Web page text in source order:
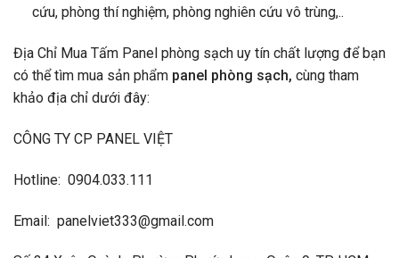
cứu, phòng thí nghiệm, phòng nghiên cứu vô trùng,..
Địa Chỉ Mua Tấm Panel phòng sạch uy tín chất lượng để bạn
có thể tìm mua sản phẩm panel phòng sạch, cùng tham
khảo địa chỉ dưới đây:
CÔNG TY CP PANEL VIỆT
Hotline: 0904.033.111
Email: panelviet333@gmail.com